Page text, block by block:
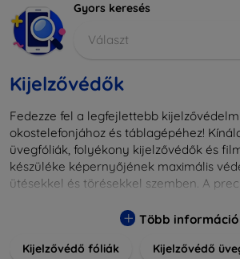
Gyors keresés
Választ
Kijelzővédők
Fedezze fel a legfejlettebb
okostelefonjához és táblagépéhez!
üvegfóliák, folyékony kijelzővédők és
készüléke képernyőjének maximális
ütésekkel és törésekkel szemben. A
hanem kristálytiszta képet is
és stílusú kijelzővédőink közül, hogy a
Több információ
Kijelzővédő fóliák Kijelzővédő